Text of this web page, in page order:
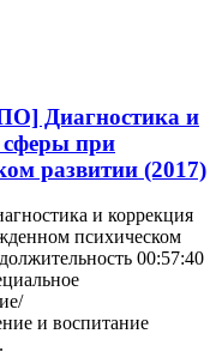
Диагностика и
сферы при
развитии (2017)
и коррекция
психическом
00:57:40
и воспитание